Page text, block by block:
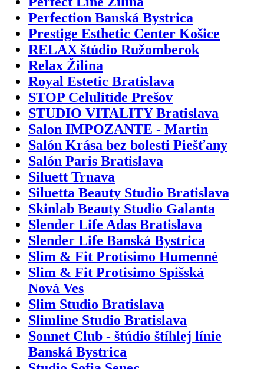
Perfection Banská Bystrica
Prestige Esthetic Center Košice
RELAX štúdio Ružomberok
Relax Žilina
Royal Estetic Bratislava
STOP Celulitíde Prešov
STUDIO VITALITY Bratislava
Salon IMPOZANTE - Martin
Salón Krása bez bolesti Piešťany
Salón Paris Bratislava
Siluett Trnava
Siluetta Beauty Studio Bratislava
Skinlab Beauty Studio Galanta
Slender Life Adas Bratislava
Slender Life Banská Bystrica
Slim & Fit Protisimo Humenné
Slim & Fit Protisimo Spišská
Nová Ves
Slim Studio Bratislava
Slimline Studio Bratislava
Sonnet Club - štúdio štíhlej línie
Banská Bystrica